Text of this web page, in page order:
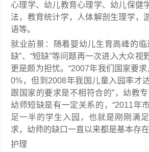
心理学、幼儿教育心理学、幼儿保健
法，教育统计学，人体解剖生理学，
语等。
就业前景：随着婴幼儿生育高峰的临
缺”、“短缺”等问题再一次进入大众视
更是颇为担忧。“2007年我们国家要
0%，但到2008年我国儿童入园率才
跟国家的要求是不相符合的”，幼教
幼师短缺是有一定关系的，“2011年
足一半的学生入园，也就是刚刚满
求，幼师的缺口一直以来都是基本存在
护理